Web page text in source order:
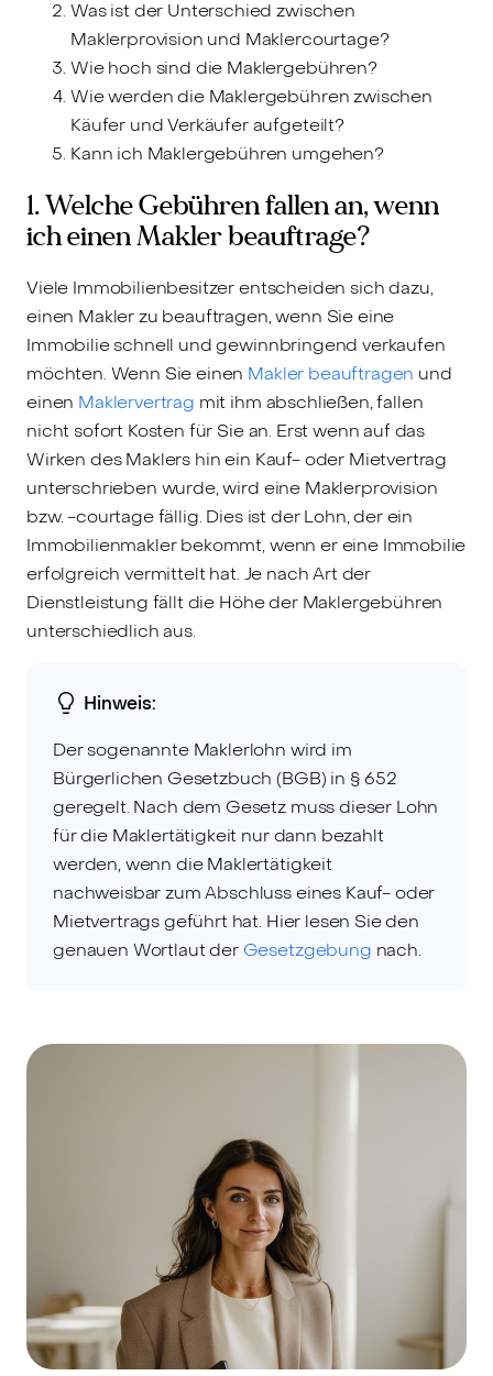
Was ist der Unterschied zwischen
Maklerprovision und Maklercourtage?
Wie hoch sind die Maklergebühren?
Wie werden die Maklergebühren zwischen
Käufer und Verkäufer aufgeteilt?
Kann ich Maklergebühren umgehen?
1. Welche Gebühren fallen an, wenn
ich einen Makler beauftrage?
Viele Immobilienbesitzer entscheiden sich dazu,
einen Makler zu beauftragen, wenn Sie eine
Immobilie schnell und gewinnbringend verkaufen
möchten. Wenn Sie einen Makler beauftragen und
einen Maklervertrag mit ihm abschließen, fallen
nicht sofort Kosten für Sie an. Erst wenn auf das
Wirken des Maklers hin ein Kauf- oder Mietvertrag
unterschrieben wurde, wird eine Maklerprovision
bzw. -courtage fällig. Dies ist der Lohn, der ein
Immobilienmakler bekommt, wenn er eine Immobilie
erfolgreich vermittelt hat. Je nach Art der
Dienstleistung fällt die Höhe der Maklergebühren
unterschiedlich aus.
Hinweis:
Der sogenannte Maklerlohn wird im
Bürgerlichen Gesetzbuch (BGB) in § 652
geregelt. Nach dem Gesetz muss dieser Lohn
für die Maklertätigkeit nur dann bezahlt
werden, wenn die Maklertätigkeit
nachweisbar zum Abschluss eines Kauf- oder
Mietvertrags geführt hat. Hier lesen Sie den
genauen Wortlaut der Gesetzgebung nach.